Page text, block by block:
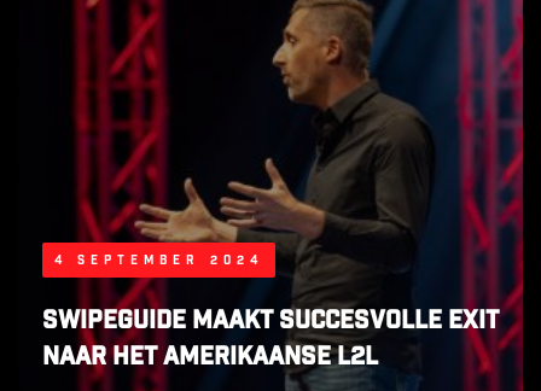
4 september 2024
SwipeGuide maakt succesvolle exit
naar het Amerikaanse L2L